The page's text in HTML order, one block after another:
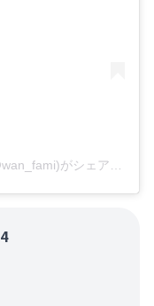
わんワン☆ファミリーマルシェ🐶💕(@wan_fami)がシェアした投稿